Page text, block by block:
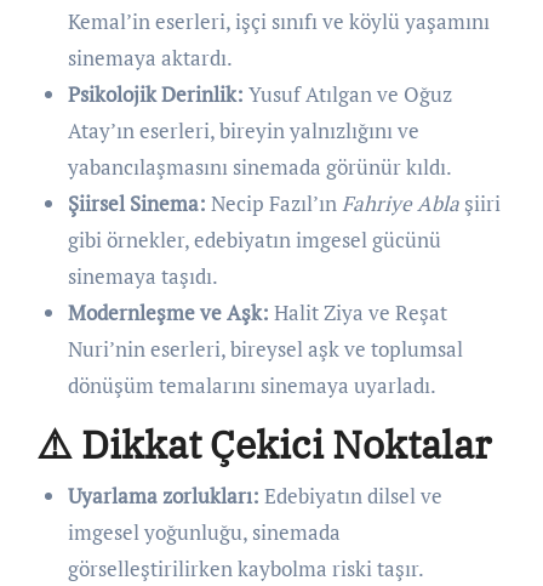
Kemal’in eserleri, işçi sınıfı ve köylü yaşamını
sinemaya aktardı.
Psikolojik Derinlik: Yusuf Atılgan ve Oğuz
Atay’ın eserleri, bireyin yalnızlığını ve
yabancılaşmasını sinemada görünür kıldı.
Şiirsel Sinema: Necip Fazıl’ınFahriye Ablaşiiri
gibi örnekler, edebiyatın imgesel gücünü
sinemaya taşıdı.
Modernleşme ve Aşk: Halit Ziya ve Reşat
Nuri’nin eserleri, bireysel aşk ve toplumsal
dönüşüm temalarını sinemaya uyarladı.
⚠️ Dikkat Çekici Noktalar
Uyarlama zorlukları: Edebiyatın dilsel ve
imgesel yoğunluğu, sinemada
görselleştirilirken kaybolma riski taşır.